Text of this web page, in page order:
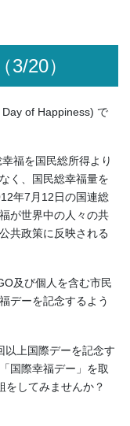
3/20）
of Happiness) で
福を国民総所得より
く、国民総幸福量を
年7月12日の国連総
が世界中の人々の共
共政策に反映される
及び個人を含む市民
デーを記念するよう
以上国際デーを記念す
国際幸福デー」を取
をしてみませんか？